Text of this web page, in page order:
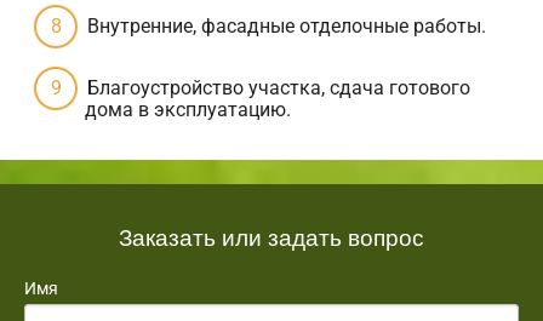
Внутренние, фасадные отделочные работы.
Благоустройство участка, сдача готового
дома в эксплуатацию.
Заказать или задать вопрос
Имя